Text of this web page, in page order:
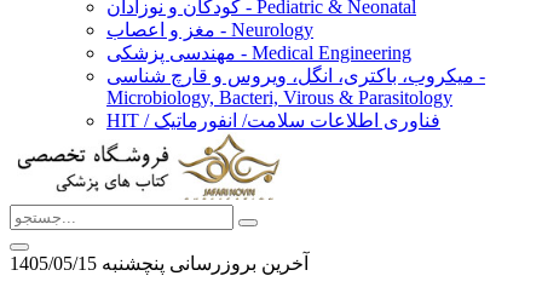
کودکان و نوزادان - Pediatric & Neonatal
مغز و اعصاب - Neurology
مهندسی پزشکی - Medical Engineering
میکروب، باکتری، انگل، ویروس و قارچ شناسی -
Microbiology, Bacteri, Virous & Parasitology
HIT / فناوری اطلاعات سلامت/ انفورماتیک
آخرین بروزرسانی پنچشنبه 1405/05/15